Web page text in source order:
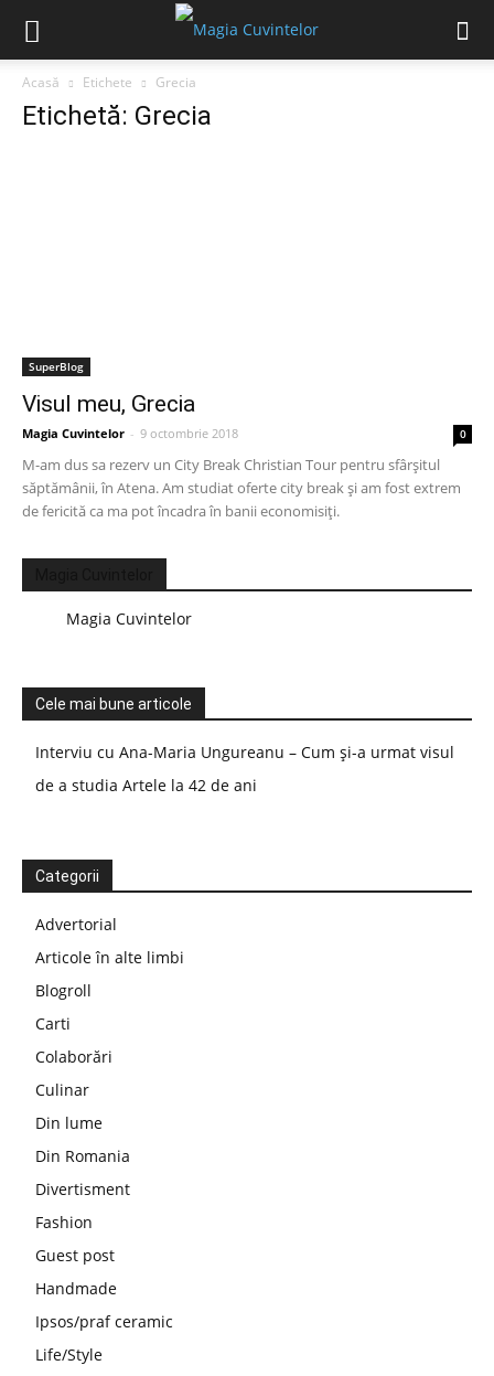
Acasă Etichete Grecia
Etichetă: Grecia
SuperBlog
Visul meu, Grecia
Magia Cuvintelor - 9 octombrie 2018 0
M-am dus sa rezerv un City Break Christian Tour pentru sfârșitul
săptămânii, în Atena. Am studiat oferte city break și am fost extrem
de fericită ca ma pot încadra în banii economisiți.
Magia Cuvintelor
Cele mai bune articole
Interviu cu Ana-Maria Ungureanu – Cum și-a urmat visul
de a studia Artele la 42 de ani
Categorii
Advertorial
Articole în alte limbi
Blogroll
Carti
Colaborări
Culinar
Din lume
Din Romania
Divertisment
Fashion
Guest post
Handmade
Ipsos/praf ceramic
Life/Style